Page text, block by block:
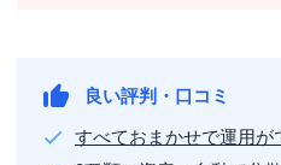
良い評判・口コミ
すべておまかせで運用が